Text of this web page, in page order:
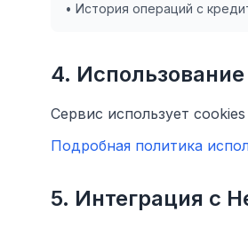
• История операций с
4.
Сервис использует
Подробная политика
5. Интеграция с